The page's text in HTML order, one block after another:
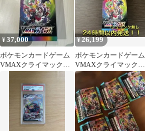
¥37,000
ポケモンカードゲーム
VMAXクライマックス
¥26,199
ポケモンカードゲーム
VMAXクライマックス
BOX シュリンクなし